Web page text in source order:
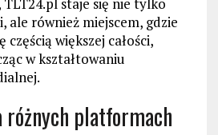
staje się nie tylko
ale również miejscem, gdzie
częścią większej całości,
w kształtowaniu
różnych platformach